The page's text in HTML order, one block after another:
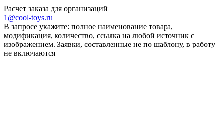
Расчет заказа для организаций
1@cool-toys.ru
В запросе укажите: полное наименование товара,
модификация, количество, ссылка на любой источник с
изображением. Заявки, составленные не по шаблону, в работу
не включаются.